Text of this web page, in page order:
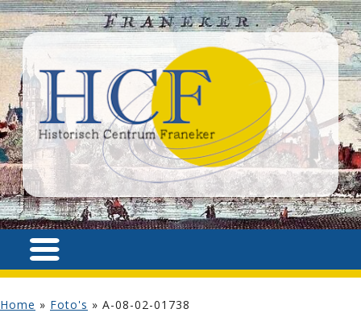
Home » Foto's » A-08-02-01738